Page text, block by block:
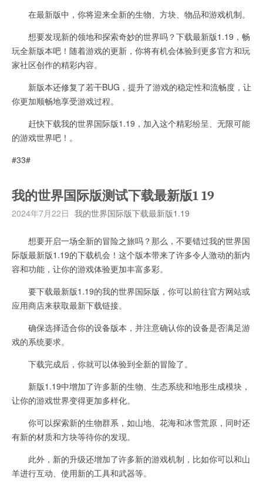
在最新版中，你将迎来全新的生物、方块、物品和游戏机制。
想要发现新的领地和探索奇妙的世界吗？下载最新版1.19，畅
玩全新版本吧！随着游戏的更新，你将有机会体验到更多官方和玩
家社区创作的精彩内容。
新版本还修复了若干BUG，提升了游戏的稳定性和流畅度，让
你更加顺畅地享受游戏过程。
赶快下载我的世界国际版1.19，加入这个精彩纷呈、无限可能
的游戏世界吧！。
#33#
我的世界国际版测试下载最新版1 19
2024年7月22日 我的世界国际版下载最新版1.19
想要开启一场全新的冒险之旅吗？那么，不要错过我的世界国
际版最新版1.19的下载机会！这个版本带来了许多令人激动的新内
容和功能，让你的游戏体验更加丰富多彩。
要下载最新版1.19的我的世界国际版，你可以前往官方网站或
应用商店来获取最新下载链接。
确保选择适合你的设备版本，并注意确认你的设备是否满足游
戏的系统要求。
下载完成后，你就可以体验到全新的冒险了。
新版1.19中增加了许多新的生物、生态系统和地形生成模块，
让你的游戏世界变得更加多样化。
你可以探索新的生物群系，如山地、花海和冰雪荒原，同时还
有新的材质和方块等待你的发现。
此外，新的升级还增加了许多新的游戏机制，比如你可以和山
羊进行互动、使用新的工具和武器等。